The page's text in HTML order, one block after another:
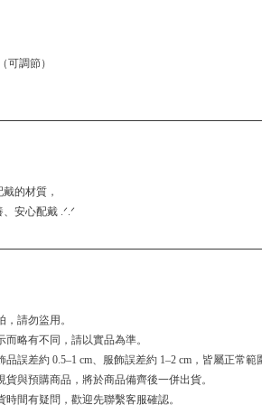
可調節）
的材質，
安心配戴 .ᐟ.ᐟ
請勿盜用。
略有不同，請以實品為準。
誤差約 0.5–1 cm、服飾誤差約 1–2 cm，皆屬正常範
與預購商品，將於商品備齊後一併出貨。
間有疑問，歡迎先聯繫客服確認。